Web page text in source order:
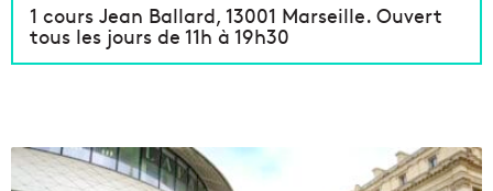
1 cours Jean Ballard, 13001 Marseille. Ouvert
tous les jours de 11h à 19h30
C